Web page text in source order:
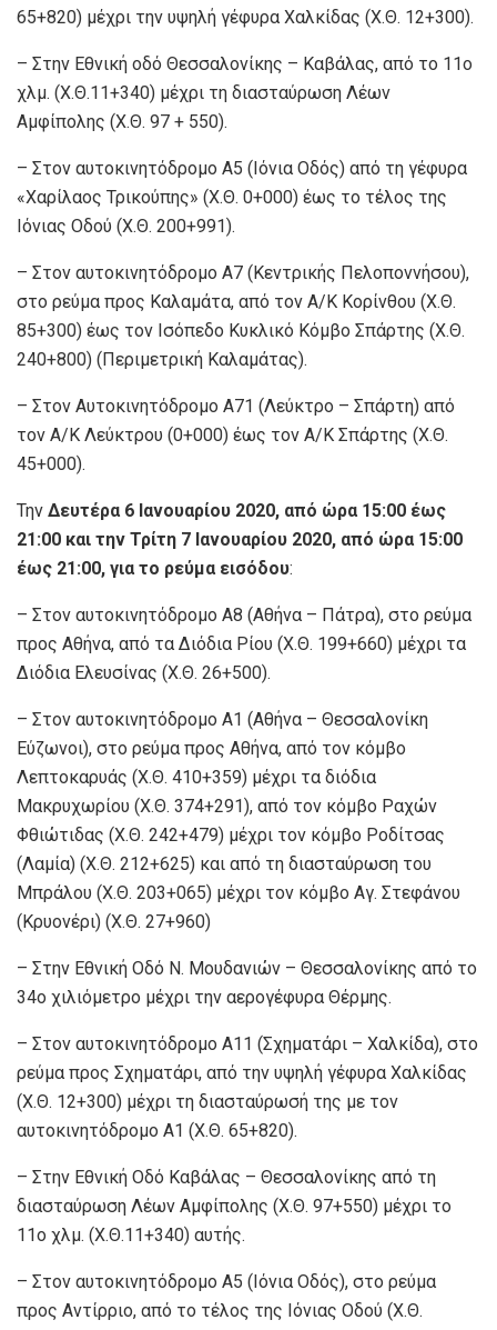
65+820) μέχρι την υψηλή γέφυρα Χαλκίδας (Χ.Θ. 12+300).
– Στην Εθνική οδό Θεσσαλονίκης – Καβάλας, από το 11ο
χλμ. (Χ.Θ.11+340) μέχρι τη διασταύρωση Λέων
Αμφίπολης (Χ.Θ. 97 + 550).
– Στον αυτοκινητόδρομο Α5 (Ιόνια Οδός) από τη γέφυρα
«Χαρίλαος Τρικούπης» (Χ.Θ. 0+000) έως το τέλος της
Ιόνιας Οδού (Χ.Θ. 200+991).
– Στον αυτοκινητόδρομο Α7 (Κεντρικής Πελοποννήσου),
στο ρεύμα προς Καλαμάτα, από τον Α/Κ Κορίνθου (Χ.Θ.
85+300) έως τον Ισόπεδο Κυκλικό Κόμβο Σπάρτης (Χ.Θ.
240+800) (Περιμετρική Καλαμάτας).
– Στον Αυτοκινητόδρομο Α71 (Λεύκτρο – Σπάρτη) από
τον Α/Κ Λεύκτρου (0+000) έως τον Α/Κ Σπάρτης (Χ.Θ.
45+000).
Την Δευτέρα 6 Ιανουαρίου 2020, από ώρα 15:00 έως
21:00 και την Τρίτη 7 Ιανουαρίου 2020, από ώρα 15:00
έως 21:00, για το ρεύμα εισόδου:
– Στον αυτοκινητόδρομο Α8 (Αθήνα – Πάτρα), στο ρεύμα
προς Αθήνα, από τα Διόδια Ρίου (Χ.Θ. 199+660) μέχρι τα
Διόδια Ελευσίνας (Χ.Θ. 26+500).
– Στον αυτοκινητόδρομο Α1 (Αθήνα – Θεσσαλονίκη
Εύζωνοι), στο ρεύμα προς Αθήνα, από τον κόμβο
Λεπτοκαρυάς (Χ.Θ. 410+359) μέχρι τα διόδια
Μακρυχωρίου (Χ.Θ. 374+291), από τον κόμβο Ραχών
Φθιώτιδας (Χ.Θ. 242+479) μέχρι τον κόμβο Ροδίτσας
(Λαμία) (Χ.Θ. 212+625) και από τη διασταύρωση του
Μπράλου (Χ.Θ. 203+065) μέχρι τον κόμβο Αγ. Στεφάνου
(Κρυονέρι) (Χ.Θ. 27+960)
– Στην Εθνική Οδό Ν. Μουδανιών – Θεσσαλονίκης από το
34ο χιλιόμετρο μέχρι την αερογέφυρα Θέρμης.
– Στον αυτοκινητόδρομο Α11 (Σχηματάρι – Χαλκίδα), στο
ρεύμα προς Σχηματάρι, από την υψηλή γέφυρα Χαλκίδας
(Χ.Θ. 12+300) μέχρι τη διασταύρωσή της με τον
αυτοκινητόδρομο Α1 (Χ.Θ. 65+820).
– Στην Εθνική Οδό Καβάλας – Θεσσαλονίκης από τη
διασταύρωση Λέων Αμφίπολης (Χ.Θ. 97+550) μέχρι το
11ο χλμ. (Χ.Θ.11+340) αυτής.
– Στον αυτοκινητόδρομο Α5 (Ιόνια Οδός), στο ρεύμα
προς Αντίρριο, από το τέλος της Ιόνιας Οδού (Χ.Θ.